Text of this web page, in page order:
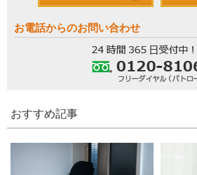
お電話からのお問い合わせ
おすすめ記事